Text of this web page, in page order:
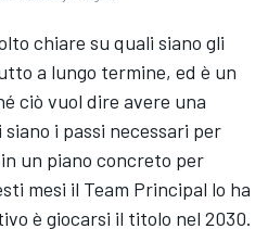
chiare su quali siano gli
a lungo termine, ed è un
ciò vuol dire avere una
i passi necessari per
un piano concreto per
mesi il Team Principal lo ha
è giocarsi il titolo nel 2030.